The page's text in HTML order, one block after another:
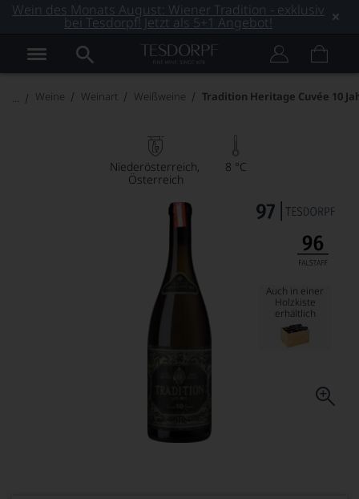
Wein des Monats August: Wiener Tradition - exklusiv
bei Tesdorpf! Jetzt als 5+1 Angebot!
Weine Weinart Weißweine Tradition Heritage Cuvée 10
Niederösterreich
Österreich
8 °C
Auch in einer
Holzkiste
erhältlich